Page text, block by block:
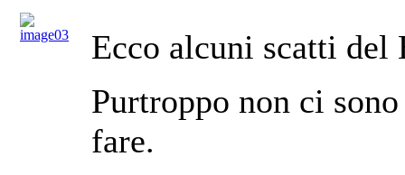
Ecco alcuni scatti del
Purtroppo non ci
fare.